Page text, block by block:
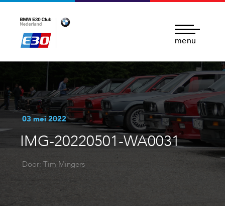
menu
03 mei 2022
IMG-20220501-WA0031
Door: Tim Mingers